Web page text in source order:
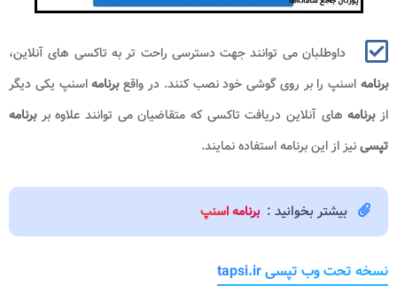
داوطلبان می توانند جهت دسترسی راحت تر به تاکسی های آنلاین،
برنامه اسنپ را بر روی گوشی خود نصب کنند. در واقعبرنامهاسنپ یکی دیگر
ازبرنامه های آنلاین دریافت تاکسی که متقاضیان می توانند علاوه بربرنامه
تپسینیز از این برنامه استفاده نمایند.
بیشتر بخوانید : برنامه اسنپ
نسخه تحت وب تپسی tapsi.ir